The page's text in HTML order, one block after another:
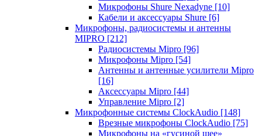
Микрофоны Shure Nexadyne [10]
Кабели и аксессуары Shure [6]
Микрофоны, радиосистемы и антенны
MIPRO [212]
Радиосистемы Mipro [96]
Микрофоны Mipro [54]
Антенны и антенные усилители Mipro
[16]
Аксессуары Mipro [44]
Управление Mipro [2]
Микрофонные системы ClockAudio [148]
Врезные микрофоны ClockAudio [75]
Микрофоны на «гусиной шее»